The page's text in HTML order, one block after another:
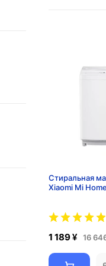
Стиральная
Xiaomi Mi
1 189 ¥ 16